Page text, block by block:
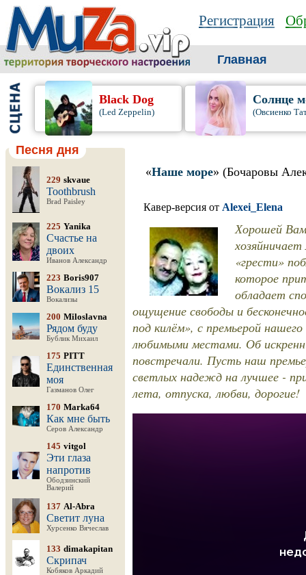
Регистрация
Главная
Black Dog
(Led Zeppelin)
Солнце
(Овсиенко
Песня дня
229 skvaue
Toothbrush
Brad Paisley
225 Yanika
Счастье на
двоих
Иванов Александр
223 Boris907
Вокализ 15
Вокализы
200 Miloslavna
Рядом буду
Бублик Михаил
175 PITT
Единственная
моя
Газманов Олег
170 Marka64
Как мне быть
Серов Александр
145 vitgol
Эти глаза
напротив
Ободзинский
Валерий
137 Al-Abra
Светит луна
Хурсенко Вячеслав
133 dimakapitan
Скрипач
Кобяков Аркадий
«Наше море» (Бочаровы
Кавер-версия от Alexei_Elena
Хорошей
«грести»
которое
обладает
ощущение свободы и
под килём», с премьерой
любимыми местами. Об
повстречали. Пусть наш
светлых надежд на лучшее -
лета, отпуска, любви, дорогие!